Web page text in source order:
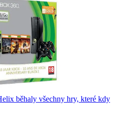
běhaly všechny hry, které kdy